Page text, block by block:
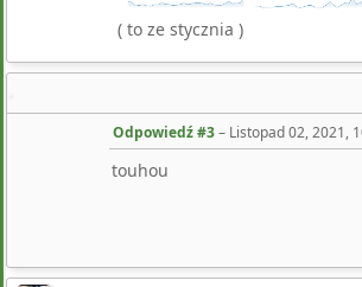
( to ze stycznia )
Odpowiedź #3– Listopad 02, 2021,
touhou